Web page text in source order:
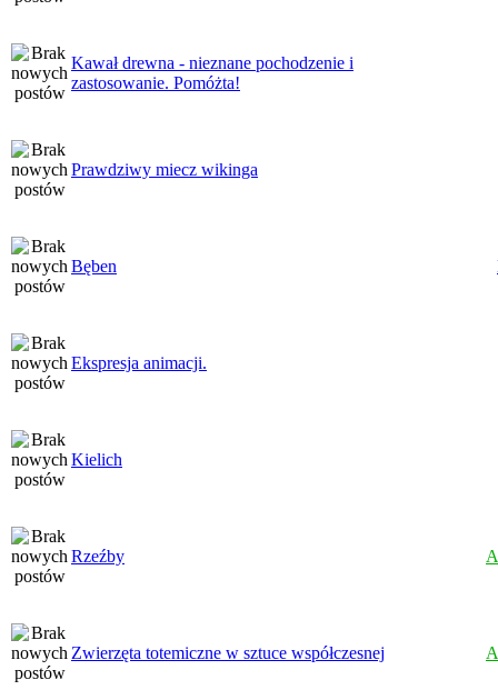
Kawał drewna - nieznane pochodzenie i
zastosowanie. Pomóżta!
Prawdziwy miecz wikinga
Bęben
Ekspresja animacji.
Kielich
Rzeźby
Zwierzęta totemiczne w sztuce współczesnej